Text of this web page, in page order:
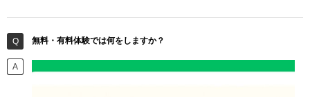
無料・有料体験では何をしますか？